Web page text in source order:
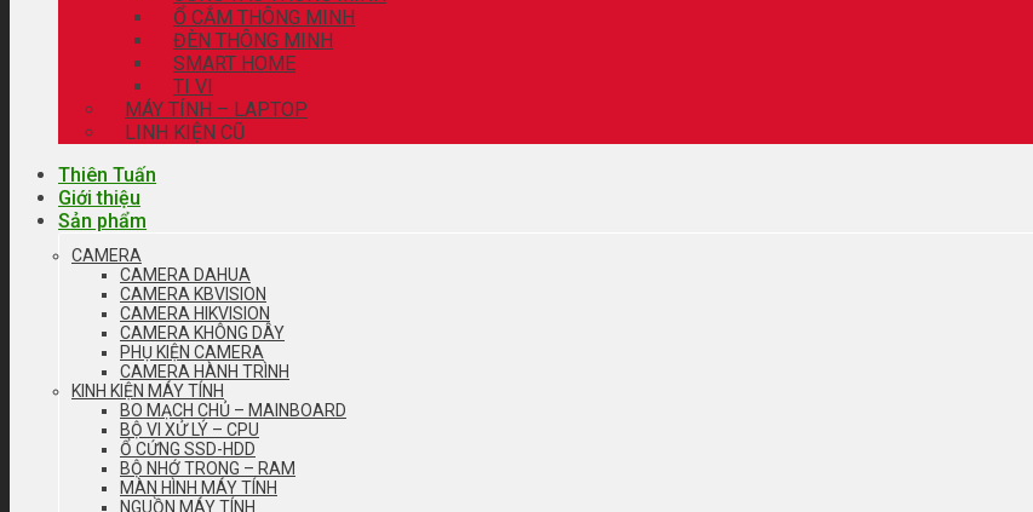
Ổ CẮM THÔNG MINH
ĐÈN THÔNG MINH
SMART HOME
TI VI
MÁY TÍNH – LAPTOP
LINH KIỆN CŨ
Thiên Tuấn
Giới thiệu
Sản phẩm
CAMERA
CAMERA DAHUA
CAMERA KBVISION
CAMERA HIKVISION
CAMERA KHÔNG DÂY
PHỤ KIỆN CAMERA
CAMERA HÀNH TRÌNH
KINH KIỆN MÁY TÍNH
BO MẠCH CHỦ – MAINBOARD
BỘ VI XỬ LÝ – CPU
Ổ CỨNG SSD-HDD
BỘ NHỚ TRONG – RAM
MÀN HÌNH MÁY TÍNH
NGUỒN MÁY TÍNH